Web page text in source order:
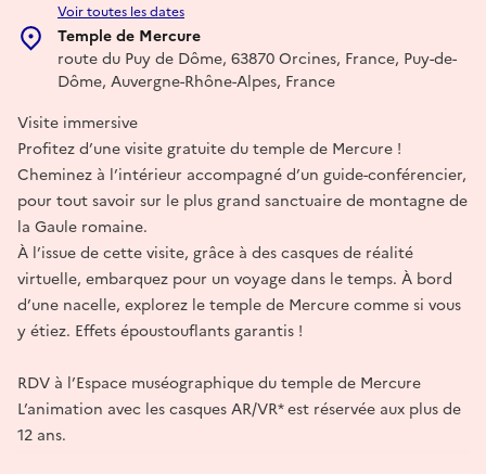
Voir toutes les dates
Temple de Mercure
route du Puy de Dôme, 63870 Orcines, France, Puy-de-
Dôme, Auvergne-Rhône-Alpes, France
Visite immersive
Profitez d’une visite gratuite du temple de Mercure !
Cheminez à l’intérieur accompagné d’un guide-conférencier,
pour tout savoir sur le plus grand sanctuaire de montagne de
la Gaule romaine.
À l’issue de cette visite, grâce à des casques de réalité
virtuelle, embarquez pour un voyage dans le temps. À bord
d’une nacelle, explorez le temple de Mercure comme si vous
y étiez. Effets époustouflants garantis !
RDV à l’Espace muséographique du temple de Mercure
L’animation avec les casques AR/VR* est réservée aux plus de
12 ans.